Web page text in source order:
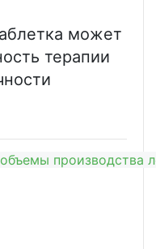
может
терапии